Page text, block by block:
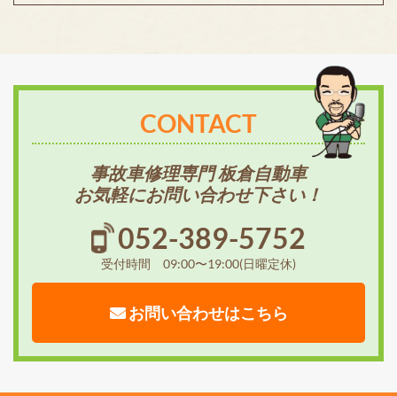
CONTACT
事故車修理専門 板倉自動車
お気軽にお問い合わせ下さい！
052-389-5752
受付時間 09:00〜19:00(日曜定休)
お問い合わせはこちら